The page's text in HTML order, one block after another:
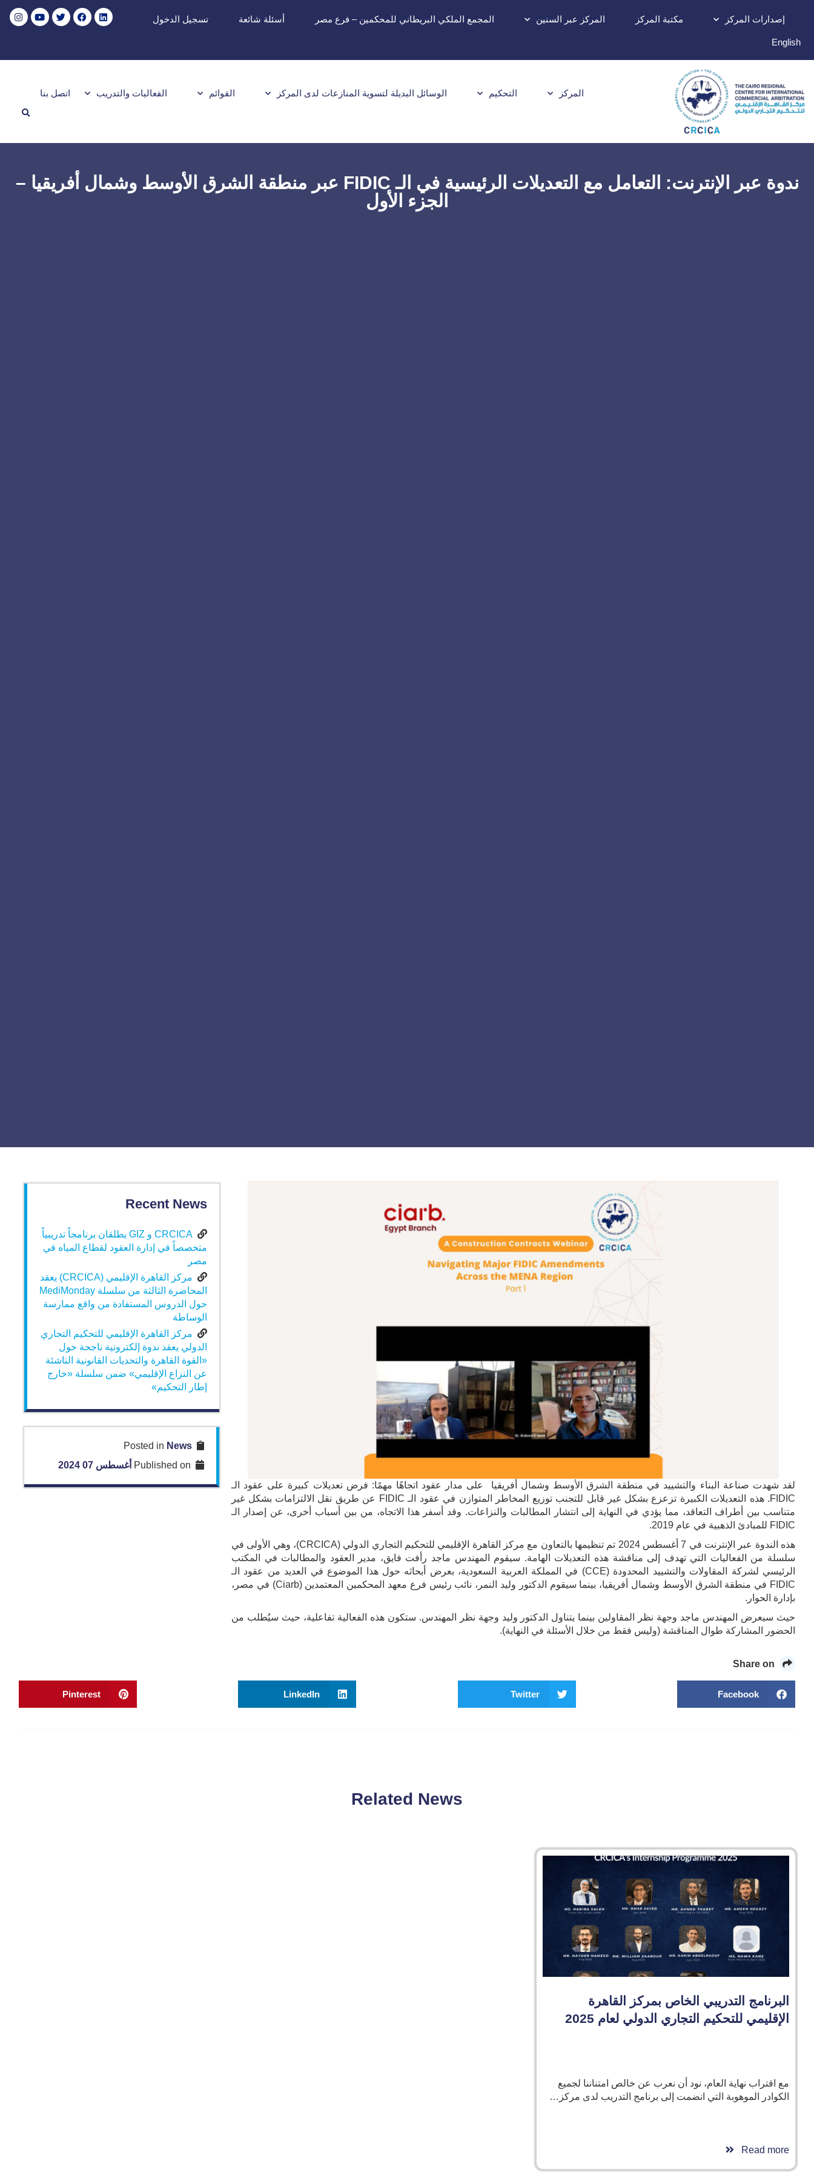
إصدارات المركز مكتبة المركز المركز عبر السنين المجمع الملكي البريطاني للمحكمين – فرع مصر أسئلة شائعة تسجيل الدخول
English
المركز التحكيم الوسائل البديلة لتسوية المنازعات لدى المركز القوائم الفعاليات والتدريب اتصل بنا
ندوة عبر الإنترنت: التعامل مع التعديلات الرئيسية في الـ FIDIC عبر منطقة الشرق الأوسط وشمال أفريقيا –
الجزء الأول
لقد شهدت صناعة البناء والتشييد في منطقة الشرق الأوسط وشمال أفريقيا على مدار عقود اتجاهًا مهمًا: فرض تعديلات كبيرة على عقود الـ
FIDIC. هذه التعديلات الكبيرة تزعزع بشكل غير قابل للتجنب توزيع المخاطر المتوازن في عقود الـ FIDIC عن طريق نقل الالتزامات بشكل غير
متناسب بين أطراف التعاقد، مما يؤدي في النهاية إلى انتشار المطالبات والنزاعات. وقد أسفر هذا الاتجاه، من بين أسباب أخرى، عن إصدار الـ
FIDIC للمبادئ الذهبية في عام 2019.
هذه الندوة عبر الإنترنت في 7 أغسطس 2024 تم تنظيمها بالتعاون مع مركز القاهرة الإقليمي للتحكيم التجاري الدولي (CRCICA)، وهي الأولى في
سلسلة من الفعاليات التي تهدف إلى مناقشة هذه التعديلات الهامة. سيقوم المهندس ماجد رأفت فايق، مدير العقود والمطالبات في المكتب
الرئيسي لشركة المقاولات والتشييد المحدودة (CCE) في المملكة العربية السعودية، بعرض أبحاثه حول هذا الموضوع في العديد من عقود الـ
FIDIC في منطقة الشرق الأوسط وشمال أفريقيا، بينما سيقوم الدكتور وليد النمر، نائب رئيس فرع معهد المحكمين المعتمدين (Ciarb) في مصر،
بإدارة الحوار.
حيث سيعرض المهندس ماجد وجهة نظر المقاولين بينما يتناول الدكتور وليد وجهة نظر المهندس. ستكون هذه الفعالية تفاعلية، حيث سيُطلب من
الحضور المشاركة طوال المناقشة (وليس فقط من خلال الأسئلة في النهاية).
Recent News
CRCICA و GIZ يطلقان برنامجاً تدريبياً
متخصصاً في إدارة العقود لقطاع المياه في
مصر
مركز القاهرة الإقليمي (CRCICA) يعقد
المحاضرة الثالثة من سلسلة MediMonday
حول الدروس المستفادة من واقع ممارسة
الوساطة
مركز القاهرة الإقليمي للتحكيم التجاري
الدولي يعقد ندوة إلكترونية ناجحة حول
«القوة القاهرة والتحديات القانونية الناشئة
عن النزاع الإقليمي» ضمن سلسلة «خارج
إطار التحكيم»
Posted in
News
Published on
أغسطس 07 2024
Facebook
Twitter
LinkedIn
Pinterest
Related News
البرنامج التدريبي الخاص بمركز القاهرة
الإقليمي للتحكيم التجاري الدولي لعام 2025
مع اقتراب نهاية العام، نود أن نعرب عن خالص امتناننا لجميع
الكوادر الموهوبة التي انضمت إلى برنامج التدريب لدى مركز…
Read more